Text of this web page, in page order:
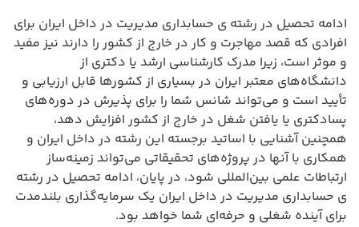
ادامه تحصیل در رشته ی حسابداری مدیریت در داخل ایران برای
افرادی که قصد مهاجرت و کار در خارج از کشور را دارند نیز مفید
و موثر است، زیرا مدرک کارشناسی ارشد یا دکتری از
دانشگاه‌های معتبر ایران در بسیاری از کشورها قابل ارزیابی و
تأیید است و می‌تواند شانس شما را برای پذیرش در دوره‌های
پسادکتری یا یافتن شغل در خارج از کشور افزایش دهد،
همچنین آشنایی با اساتید برجسته این رشته در داخل ایران و
همکاری با آنها در پروژه‌های تحقیقاتی می‌تواند زمینه‌ساز
ارتباطات علمی بین‌المللی شود، در پایان، ادامه تحصیل در رشته
ی حسابداری مدیریت در داخل ایران یک سرمایه‌گذاری بلندمدت
برای آینده شغلی و حرفه‌ای شما خواهد بود.